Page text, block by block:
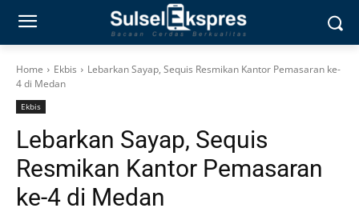
Home Ekbis
Lebarkan Sayap, Sequis Resmikan Kantor Pemasaran ke-
4 di Medan
Ekbis
Lebarkan Sayap, Sequis
Resmikan Kantor Pemasaran
ke-4 di Medan